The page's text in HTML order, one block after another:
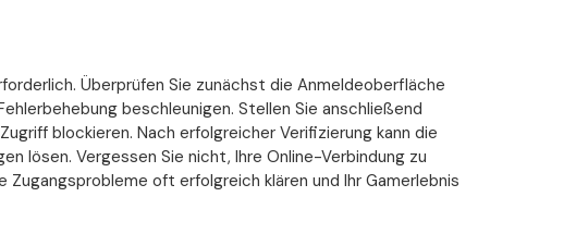
Überprüfen Sie zunächst die Anmeldeoberfläche
beschleunigen. Stellen Sie anschließend
blockieren. Nach erfolgreicher Verifizierung kann die
lösen. Vergessen Sie nicht, Ihre Online-Verbindung zu
oft erfolgreich klären und Ihr Gamerlebnis